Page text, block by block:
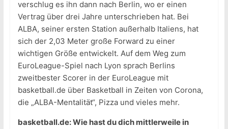
verschlug es ihn dann nach Berlin, wo er einen
Vertrag über drei Jahre unterschrieben hat. Bei
ALBA, seiner ersten Station außerhalb Italiens, hat
sich der 2,03 Meter große Forward zu einer
wichtigen Größe entwickelt. Auf dem Weg zum
EuroLeague-Spiel nach Lyon sprach Berlins
zweitbester Scorer in der EuroLeague mit
basketball.de über Basketball in Zeiten von Corona,
die „ALBA-Mentalität“, Pizza und vieles mehr.
basketball.de: Wie hast du dich mittlerweile in